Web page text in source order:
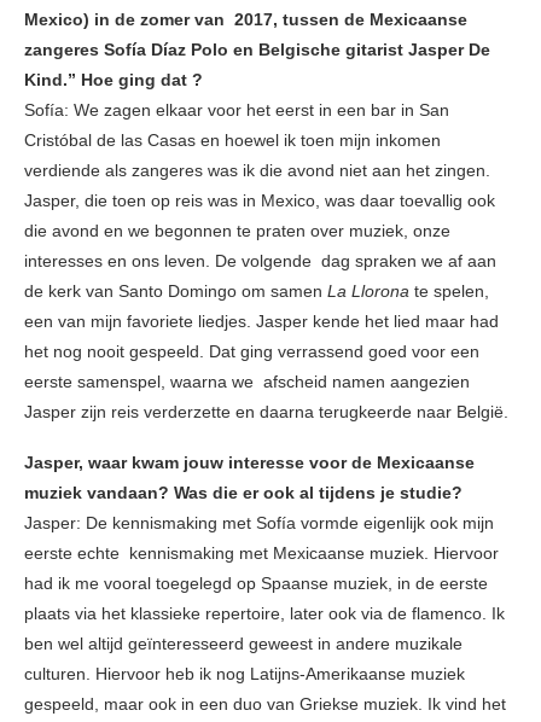
Mexico) in de zomer van 2017, tussen de Mexicaanse
zangeres Sofía Díaz Polo en Belgische gitarist Jasper De
Kind.” Hoe ging dat ?
Sofía: We zagen elkaar voor het eerst in een bar in San
Cristóbal de las Casas en hoewel ik toen mijn inkomen
verdiende als zangeres was ik die avond niet aan het zingen.
Jasper, die toen op reis was in Mexico, was daar toevallig ook
die avond en we begonnen te praten over muziek, onze
interesses en ons leven. De volgende dag spraken we af aan
de kerk van Santo Domingo om samen La Llorona te spelen,
een van mijn favoriete liedjes. Jasper kende het lied maar had
het nog nooit gespeeld. Dat ging verrassend goed voor een
eerste samenspel, waarna we afscheid namen aangezien
Jasper zijn reis verderzette en daarna terugkeerde naar België.
Jasper, waar kwam jouw interesse voor de Mexicaanse
muziek vandaan? Was die er ook al tijdens je studie?
Jasper: De kennismaking met Sofía vormde eigenlijk ook mijn
eerste echte kennismaking met Mexicaanse muziek. Hiervoor
had ik me vooral toegelegd op Spaanse muziek, in de eerste
plaats via het klassieke repertoire, later ook via de flamenco. Ik
ben wel altijd geïnteresseerd geweest in andere muzikale
culturen. Hiervoor heb ik nog Latijns-Amerikaanse muziek
gespeeld, maar ook in een duo van Griekse muziek. Ik vind het